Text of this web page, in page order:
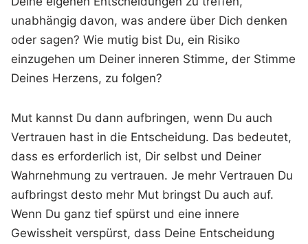
unabhängig davon, was andere über Dich denken
oder sagen? Wie mutig bist Du, ein Risiko
einzugehen um Deiner inneren Stimme, der Stimme
Deines Herzens, zu folgen?
Mut kannst Du dann aufbringen, wenn Du auch
Vertrauen hast in die Entscheidung. Das bedeutet,
dass es erforderlich ist, Dir selbst und Deiner
Wahrnehmung zu vertrauen. Je mehr Vertrauen Du
aufbringst desto mehr Mut bringst Du auch auf.
Wenn Du ganz tief spürst und eine innere
Gewissheit verspürst, dass Deine Entscheidung